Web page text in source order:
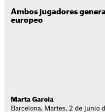
Ambos jugadores
europeo
Marta García
Barcelona. Martes, 2 de junio